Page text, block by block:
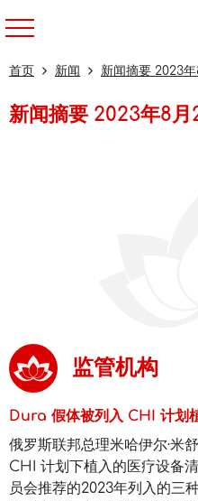
首页 新闻 新闻摘要 2023
新闻摘要 2023年8
监管机构
Dura 假体被列入 CHI 计划
俄罗斯联邦总理米哈伊尔·米
CHI 计划下植入的医疗设备
员会推荐的2023年列入的